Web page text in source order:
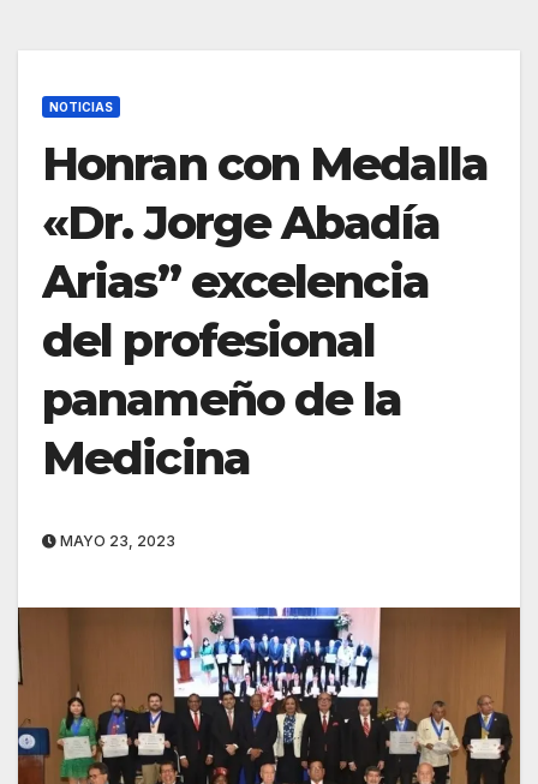
NOTICIAS
Honran con Medalla
«Dr. Jorge Abadía
Arias” excelencia
del profesional
panameño de la
Medicina
MAYO 23, 2023